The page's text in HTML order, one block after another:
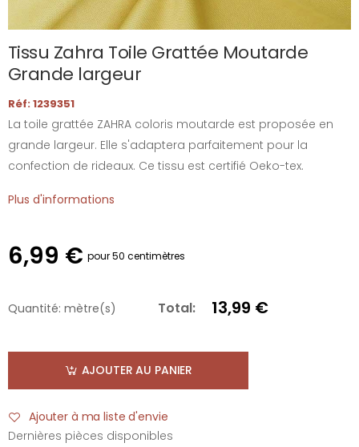
Tissu Zahra Toile Grattée Moutarde
Grande largeur
Réf: 1239351
La toile grattée ZAHRA coloris moutarde est proposée en
grande largeur. Elle s'adaptera parfaitement pour la
confection de rideaux. Ce tissu est certifié Oeko-tex.
Plus d'informations
6,99 € pour 50 centimètres
Quantité: mètre(s) Total: 13,99 €
AJOUTER AU PANIER
Ajouter à ma liste d'envie
Dernières pièces disponibles